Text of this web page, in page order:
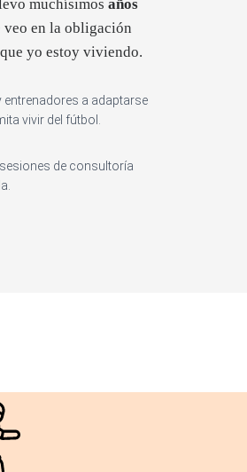
muchísimos años
veo en la obligación
yo estoy viviendo.
entrenadores a adaptarse
vivir del fútbol.
de consultoría